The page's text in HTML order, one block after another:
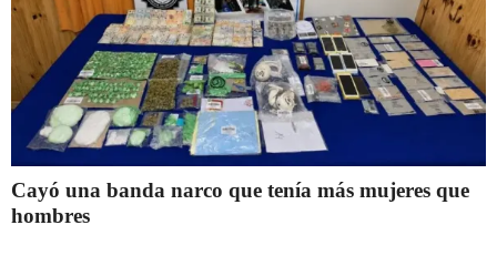
Cayó una banda narco que tenía más mujeres que
hombres